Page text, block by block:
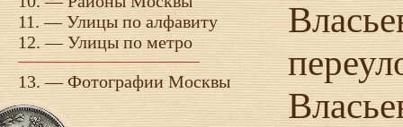
11. —Улицы по алфавиту
12. —Улицы по метро
13. —Фотографии Москвы